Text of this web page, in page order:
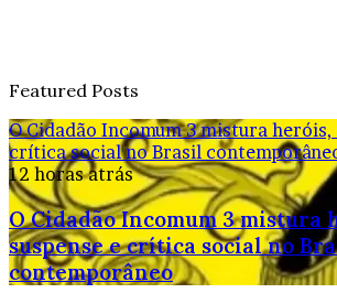
Featured Posts
O Cidadão Incomum 3 mistura heróis,
crítica social no Brasil
12 horas atrás
O Cidadão Incomum 3 mistura
suspense e crítica social no
contemporâneo